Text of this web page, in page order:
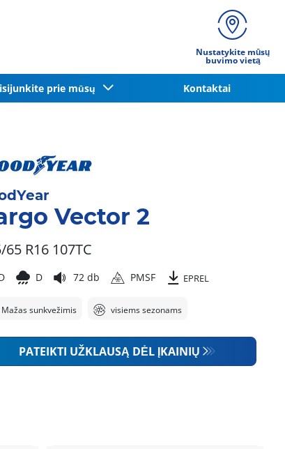
Nustatykite mūsų
buvimo vietą
prie mūsų Kontaktai
Vector 2
65 R16 107TC
D 72 db PMSF EPREL
Mažas sunkvežimis visiems sezonams
PATEIKTI UŽKLAUSĄ DĖL ĮKAINIŲ